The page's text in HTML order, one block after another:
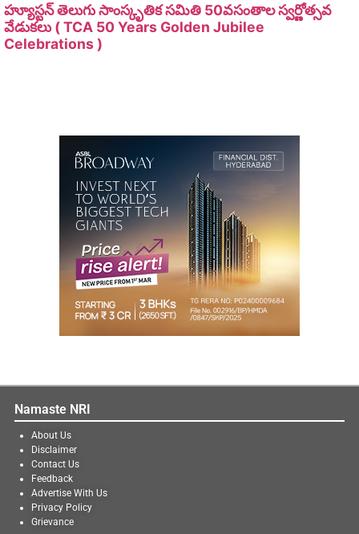
హ్యూస్టన్ తెలుగు సాంస్కృతిక సమితి 50వసంతాల స్వర్ణోత్సవ
వేడుకలు ( TCA 50 Years Golden Jubilee
Celebrations )
Namaste NRI
About Us
Disclaimer
Contact Us
Feedback
Advertise With Us
Privacy Policy
Grievance